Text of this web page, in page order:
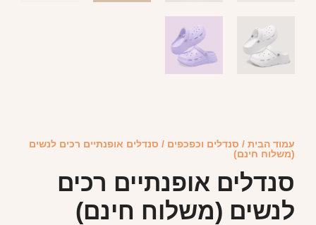
עמוד הבית / סנדלים וכפכפים / סנדלים אופנתיים רכים לנשים
(משלוח חינם)
סנדלים אופנתיים רכים
לנשים (משלוח חינם)